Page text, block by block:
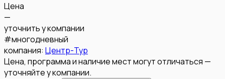
Цена
—
уточнить у компании
#многодневный
компания: Центр-Тур
Цена, программа и наличие мест могут отличаться —
уточняйте у компании.